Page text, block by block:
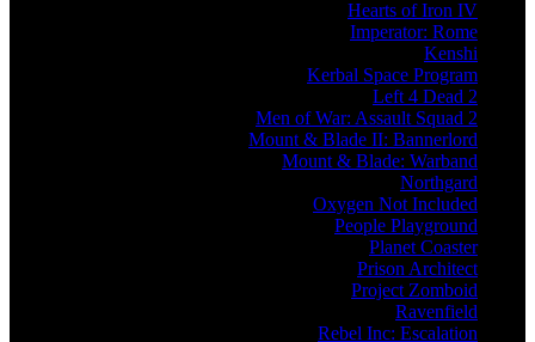
Hearts of Iron IV
Imperator: Rome
Kenshi
Kerbal Space Program
Left 4 Dead 2
Men of War: Assault Squad 2
Mount & Blade II: Bannerlord
Mount & Blade: Warband
Northgard
Oxygen Not Included
People Playground
Planet Coaster
Prison Architect
Project Zomboid
Ravenfield
Rebel Inc: Escalation